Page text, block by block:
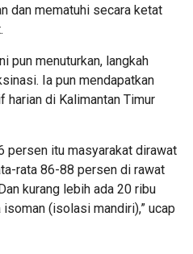
dan mematuhi secara ketat
pun menuturkan, langkah
Ia pun mendapatkan
di Kalimantan Timur
persen itu masyarakat dirawat
rata 86-88 persen di rawat
kurang lebih ada 20 ribu
(isolasi mandiri),” ucap